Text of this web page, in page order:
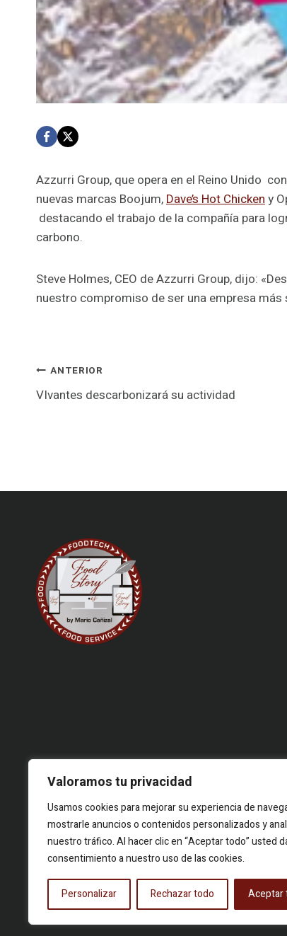
Valoramos tu privacidad
Usamos cookies para mejorar su experiencia de
mostrarle anuncios o contenidos personalizados y
nuestro tráfico. Al hacer clic en “Aceptar todo” usted
consentimiento a nuestro uso de las cookies.
Personalizar Rechazar todo Aceptar
Azzurri Group, que opera en el Reino Unido
nuevas marcas Boojum, Dave’s Hot Chicken y
destacando el trabajo de la compañía para
carbono.
Steve Holmes, CEO de Azzurri Group, dijo:
nuestro compromiso de ser una empresa
Navegación
ANTERIOR
VIvantes descarbonizará su actividad
editorial independiente. Las firmas corresponden a
hechos reales y fuentes públicas.